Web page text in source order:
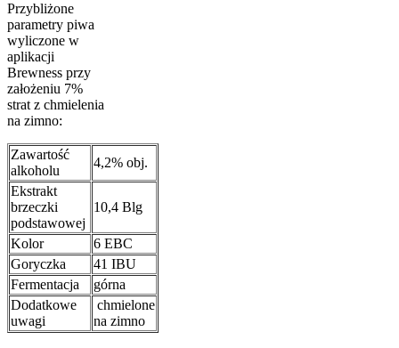
Przybliżone
parametry piwa
wyliczone w
aplikacji
Brewness przy
założeniu 7%
strat z chmielenia
na zimno:
Zawartość
alkoholu
4,2% obj.
Ekstrakt
brzeczki
podstawowej
10,4 Blg
Kolor
6 EBC
Goryczka
41 IBU
Fermentacja
górna
Dodatkowe
uwagi
chmielone
na zimno